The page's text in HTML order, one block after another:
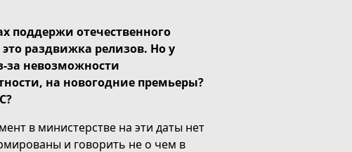
поддержи отечественного
раздвижка релизов. Но у
за невозможности
на новогодние премьеры?
в министерстве на эти даты нет
и говорить не о чем в